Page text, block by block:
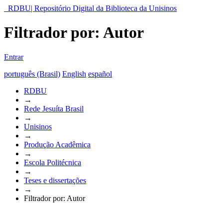
RDBU| Repositório Digital da Biblioteca da Unisinos
Filtrador por: Autor
Entrar
português (Brasil) English español
RDBU
→
Rede Jesuíta Brasil
→
Unisinos
→
Produção Acadêmica
→
Escola Politécnica
→
Teses e dissertações
→
Filtrador por: Autor